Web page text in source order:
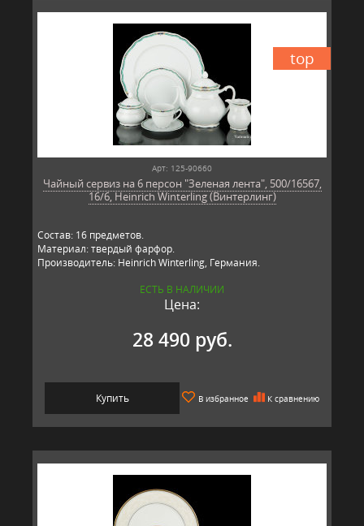
top
Арт: 125-90660
Чайный сервиз на 6 персон "Зеленая лента", 500/16567,
16/6, Heinrich Winterling (Винтерлинг)
Состав: 16 предметов.
Материал: твердый фарфор.
Производитель: Heinrich Winterling, Германия.
ЕСТЬ В НАЛИЧИИ
Цена:
28 490 руб.
Купить В избранное К сравнению